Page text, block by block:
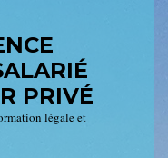
PRIVÉ
légale et